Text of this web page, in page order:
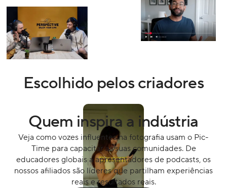
Escolhido pelos criadores
Quem inspira a indústria
Veja como vozes influentes na fotografia usam o Pic-
Time para capacitar as suas comunidades. De
educadores globais a apresentadores de podcasts, os
nossos afiliados são líderes que partilham experiências
reais e resultados reais.